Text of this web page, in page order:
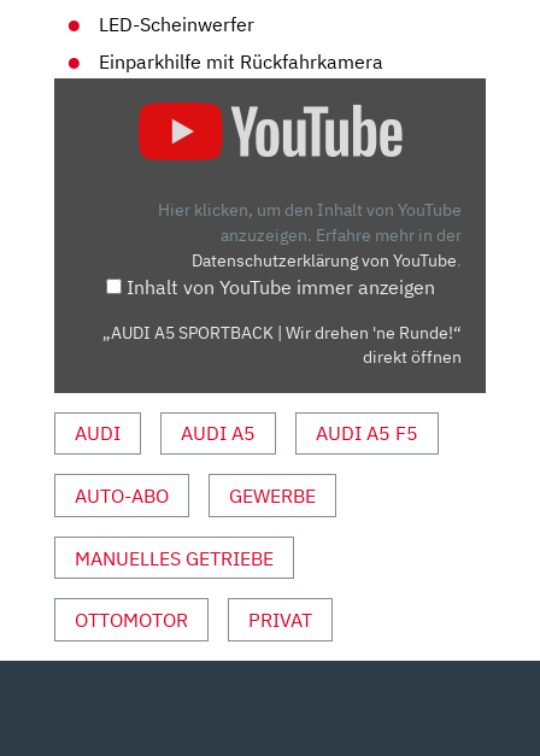
LED-Scheinwerfer
Einparkhilfe mit Rückfahrkamera
SPORTBACK
RUNDE!“
Hier klicken, um den Inhalt von YouTube
anzuzeigen. Erfahre mehr in der
Datenschutzerklärung von YouTube.
Inhalt von YouTube immer anzeigen
„AUDI A5 SPORTBACK | Wir drehen 'ne Runde!“
direkt öffnen
AUDI AUDI A5 AUDI A5 F5
AUTO-ABO GEWERBE
MANUELLES GETRIEBE
OTTOMOTOR PRIVAT